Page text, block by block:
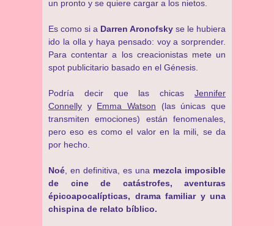
un pronto y se quiere cargar a los nietos.
Es como si a Darren Aronofsky se le hubiera
ido la olla y haya pensado: voy a sorprender.
Para contentar a los creacionistas mete un
spot publicitario basado en el Génesis.
Podría decir que las chicas Jennifer
Connelly y Emma Watson (las únicas que
transmiten emociones) están fenomenales,
pero eso es como el valor en la mili, se da
por hecho.
Noé , en definitiva, es una mezcla imposible
de cine de catástrofes, aventuras
épicoapocalípticas, drama familiar y una
chispina de relato bíblico.